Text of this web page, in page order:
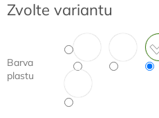
cena:
Zvolte variantu
Barva
plastu